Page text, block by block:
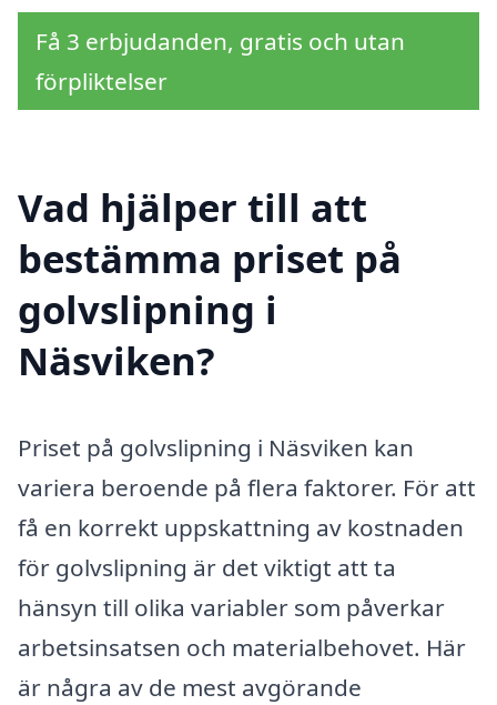
Få 3 erbjudanden, gratis och utan
förpliktelser
Vad hjälper till att
bestämma priset på
golvslipning i
Näsviken?
Priset på golvslipning i Näsviken kan
variera beroende på flera faktorer. För att
få en korrekt uppskattning av kostnaden
för golvslipning är det viktigt att ta
hänsyn till olika variabler som påverkar
arbetsinsatsen och materialbehovet. Här
är några av de mest avgörande